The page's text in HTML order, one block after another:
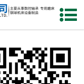
网站首页
新闻中心